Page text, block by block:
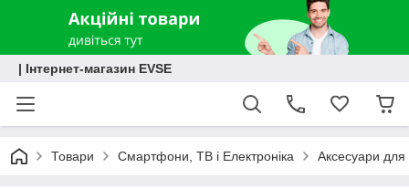
| Інтернет-магазин EVSE
Товари Смартфони, ТВ і Електроніка Аксесуари для